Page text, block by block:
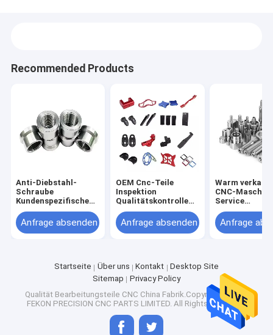
Recommended Products
Anti-Diebstahl-
Schraube
Kundenspezifische
Aluminium-
Edelstahl-Senkkopf-
Sicherheitsschraube
Anfrage absenden
OEM Cnc-Teile
Inspektion
Qualitätskontrolle
Dienstleistungen
ODM Cnc
Hochmetall Fräsen
Anfrage absenden
Warm
CNC-
Service
CNC-
Auto Auto-
Anfrage
Startseite Über uns Kontakt
Desktop Site
Sitemap
Privacy Policy
Qualität Bearbeitungsteile CNC China Fabrik.Copyright © 2026
FEKON PRECISION CNC PARTS LIMITED. All Rights Reserved.